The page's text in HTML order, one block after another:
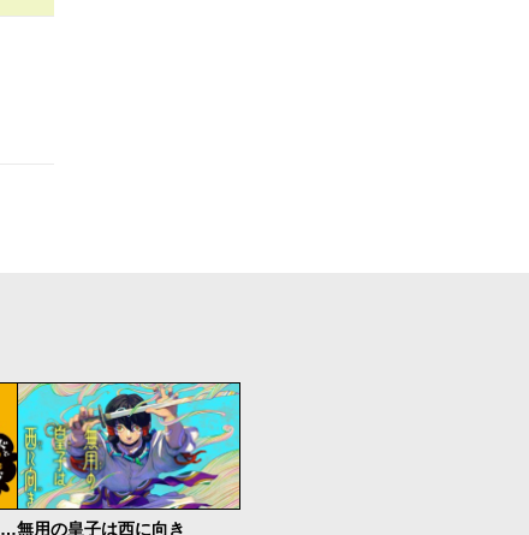
大手ギルドで10人分働いている超優秀な俺をクビってマジですか？無用の皇子は西に向き